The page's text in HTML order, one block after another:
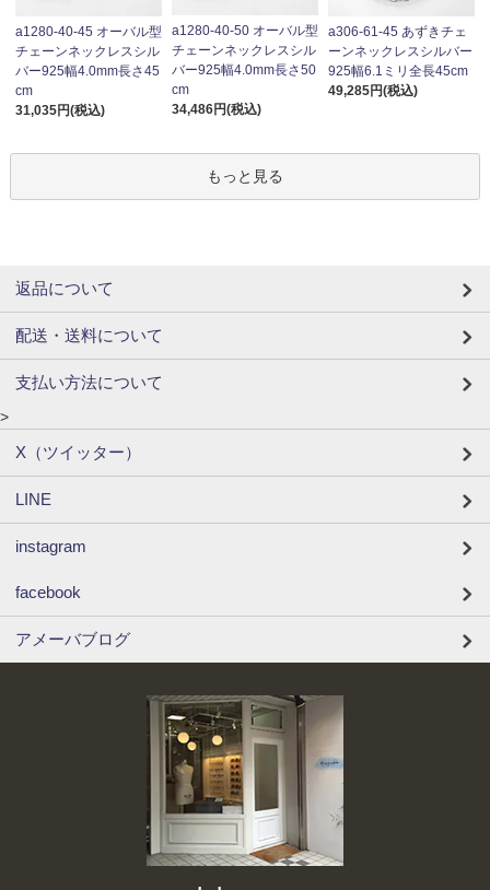
a1280-40-45 オーバル型
チェーンネックレスシル
バー925幅4.0mm長さ45
cm
31,035円(税込)
a1280-40-50 オーバル型
チェーンネックレスシル
バー925幅4.0mm長さ50
cm
34,486円(税込)
a306-61-45 あずきチェ
ーンネックレスシルバー
925幅6.1ミリ全長45cm
49,285円(税込)
もっと見る
返品について
配送・送料について
支払い方法について
>
X（ツイッター）
LINE
instagram
facebook
アメーバブログ